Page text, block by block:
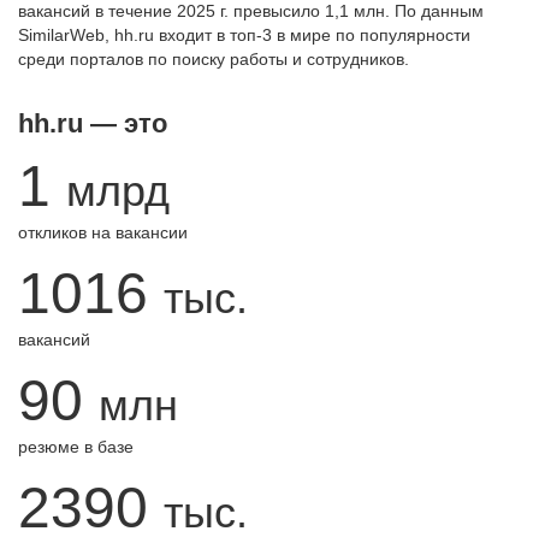
вакансий в течение 2025 г. превысило 1,1 млн. По данным
SimilarWeb, hh.ru входит в топ-3 в мире по популярности
среди порталов по поиску работы и сотрудников.
hh.ru — это
1 млрд
откликов на вакансии
1016 тыс.
вакансий
90 млн
резюме в базе
2390 тыс.